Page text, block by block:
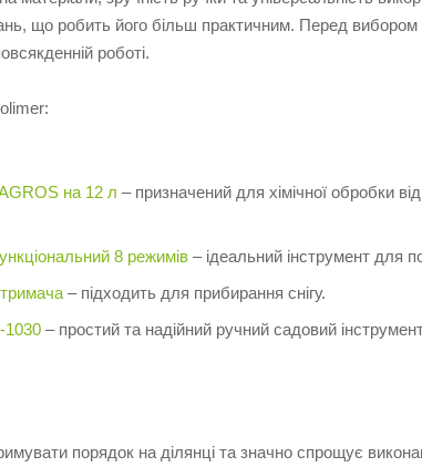
що робить його більш практичним. Перед
роботі.
на 12 л – призначений для хімічної обробки
8 режимів – ідеальний інструмент для
– підходить для прибирання снігу.
1030 – простий та надійний ручний садовий
порядок на ділянці та значно спрощує